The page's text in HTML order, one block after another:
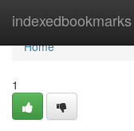
indexedbookmarks
Home
Home
1